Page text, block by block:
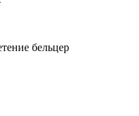
бельцер